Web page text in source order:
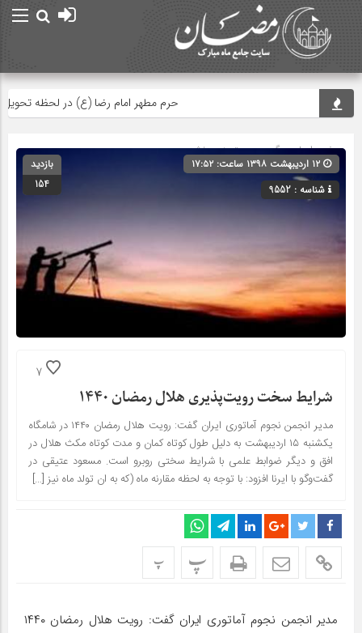
حرم مطهر امام رضا (ع) در لحظه تحویل
صفحه اصلی» گروه » دسته‌بندی نشده
شناسه : 9552
بازدید
154
7
شرایط سخت رویت‌پذیری هلال رمضان ۱۴۴۰
مدیر انجمن نجوم آماتوری ایران گفت: رویت هلال رمضان ۱۴۴۰ در شامگاه
یکشنبه ۱۵ اردیبهشت به دلیل طول کوتاه کمان و مدت کوتاه مکث هلال در
افق و دیگر ضوابط علمی با شرایط سختی روبرو است. مسعود عتیقی در
گفت‌وگو با ایرنا افزود: با توجه به لحظه مقارنه ماه (که به ان تولد ماه نیز […]
پ پ
مدیر انجمن نجوم آماتوری ایران گفت: رویت هلال رمضان ۱۴۴۰